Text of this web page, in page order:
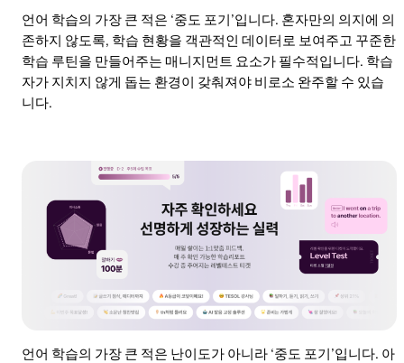
언어 학습의 가장 큰 적은 ‘중도 포기’입니다. 혼자만의 의지에 의
존하지 않도록, 학습 현황을 객관적인 데이터로 보여주고 꾸준한
학습 루틴을 만들어주는 매니지먼트 요소가 필수적입니다. 학습
자가 지치지 않게 돕는 환경이 갖춰져야 비로소 완주할 수 있습
니다.
언어 학습의 가장 큰 적은 난이도가 아니라 ‘중도 포기’입니다. 아